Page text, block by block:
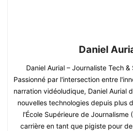
Daniel
Daniel Aurial – Journaliste Tech &
Passionné par l'intersection entre
narration vidéoludique, Daniel Aurial
nouvelles technologies depuis plus
l'École Supérieure de Journalisme
carrière en tant que pigiste pour